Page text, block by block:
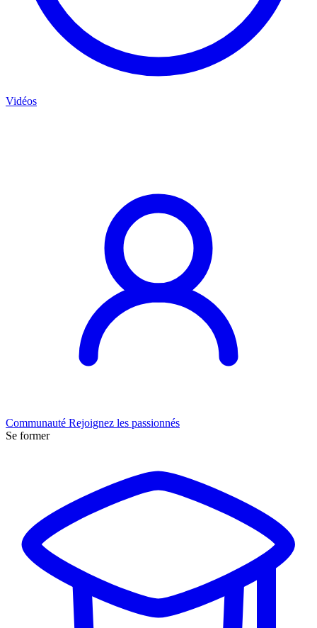
Vidéos
Communauté Rejoignez les passionnés
Se former